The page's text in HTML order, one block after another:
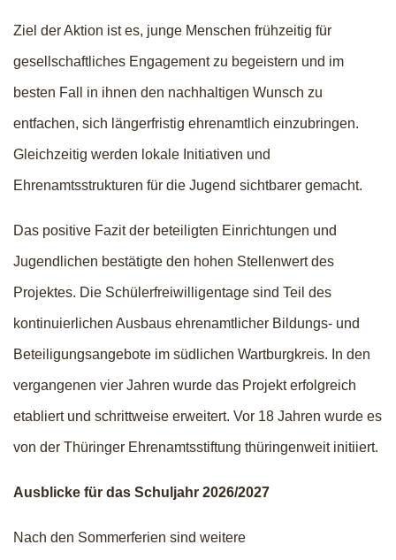
Ziel der Aktion ist es, junge Menschen frühzeitig für
gesellschaftliches Engagement zu begeistern und im
besten Fall in ihnen den nachhaltigen Wunsch zu
entfachen, sich längerfristig ehrenamtlich einzubringen.
Gleichzeitig werden lokale Initiativen und
Ehrenamtsstrukturen für die Jugend sichtbarer gemacht.
Das positive Fazit der beteiligten Einrichtungen und
Jugendlichen bestätigte den hohen Stellenwert des
Projektes. Die Schülerfreiwilligentage sind Teil des
kontinuierlichen Ausbaus ehrenamtlicher Bildungs- und
Beteiligungsangebote im südlichen Wartburgkreis. In den
vergangenen vier Jahren wurde das Projekt erfolgreich
etabliert und schrittweise erweitert. Vor 18 Jahren wurde es
von der Thüringer Ehrenamtsstiftung thüringenweit initiiert.
Ausblicke für das Schuljahr 2026/2027
Nach den Sommerferien sind weitere